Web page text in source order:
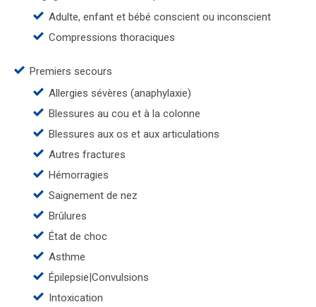
Adulte, enfant et bébé conscient ou inconscient
Compressions thoraciques
Premiers secours
Allergies sévères (anaphylaxie)
Blessures au cou et à la colonne
Blessures aux os et aux articulations
Autres fractures
Hémorragies
Saignement de nez
Brûlures
État de choc
Asthme
Épilepsie|Convulsions
Intoxication